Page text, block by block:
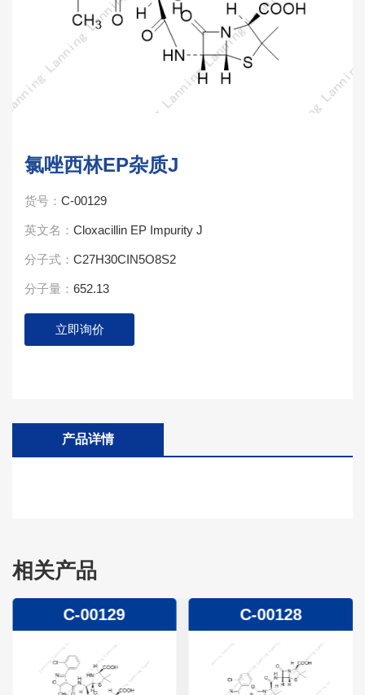
氯唑西林EP杂质J
货号： C-00129
英文名： Cloxacillin EP Impurity J
分子式： C27H30CIN5O8S2
分子量： 652.13
立即询价
产品详情
相关产品
C-00129 C-00128